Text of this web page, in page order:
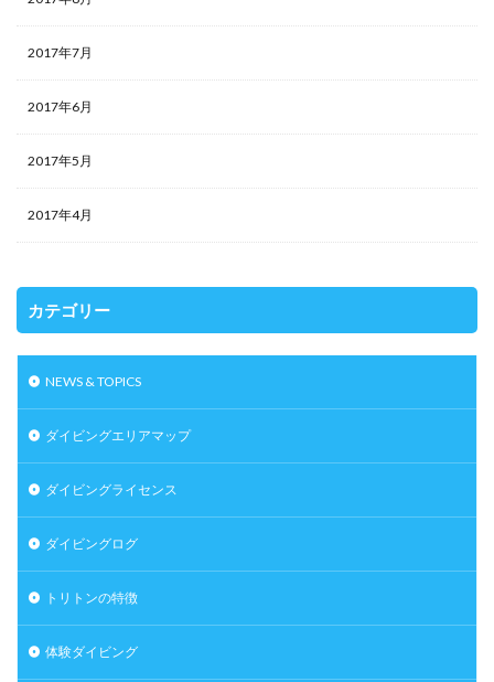
2017年7月
2017年6月
2017年5月
2017年4月
カテゴリー
NEWS & TOPICS
ダイビングエリアマップ
ダイビングライセンス
ダイビングログ
トリトンの特徴
体験ダイビング